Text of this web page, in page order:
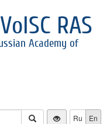
VolSC RAS
Academy of
Ru En